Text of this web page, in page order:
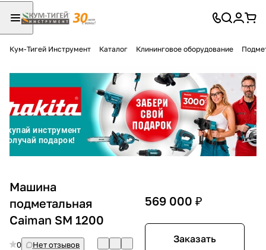
Кум-Тигей Инструмент Каталог Клининговое оборудование
Машина
подметальная
Caiman SM 1200
0
Нет отзывов
569 000 ₽
Заказать
Разбейте
оплатуна части
без переплат
График платежей
Сегодня